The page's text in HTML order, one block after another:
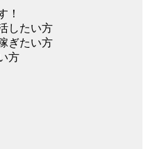
！
したい方
ぎたい方
方